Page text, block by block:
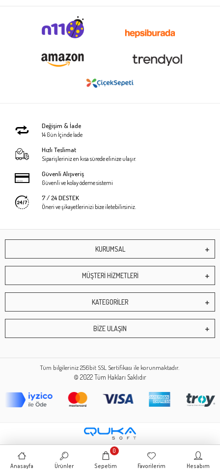
Değişim & İade
14 Gün İçinde İade
Hızlı Teslimat
Siparişleriniz en kısa sürede elinize ulaşır.
Güvenli Alışveriş
Güvenli ve kolay ödeme sistemi
7 / 24 DESTEK
Öneri ve şikayetlerinizi bize iletebilirsiniz.
KURUMSAL
MÜŞTERİ HİZMETLERİ
KATEGORİLER
BİZE ULAŞIN
Tüm bilgileriniz 256bit SSL Sertifikası ile korunmaktadır.
© 2022Tüm Hakları Saklıdır
Anasayfa Ürünler Sepetim
0
Favorilerim Hesabım